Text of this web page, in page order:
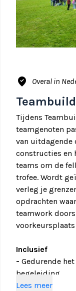
Tijdens
teamgenoten
van uitdagende
constructies en
teams om de
trofee. Wordt
verleg je
opdrachten
teamwork
Inclusief
- Gedurende
begeleiding
- Gebruik van
Lees meer
where_to_vote Overal in